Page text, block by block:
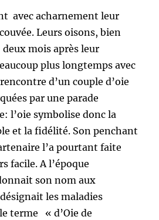
avec acharnement leur
Leurs oisons, bien
mois après leur
plus longtemps avec
d’un couple d’oie
par une parade
l’oie symbolise donc la
et la fidélité. Son penchant
l’a pourtant faite
facile. A l’époque
son nom aux
les maladies
terme « d’Oie de